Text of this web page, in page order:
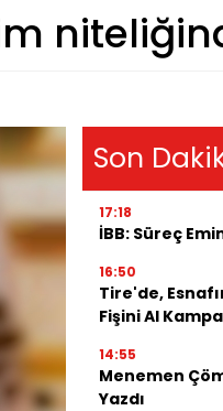
Son
17:18
İBB: Süreç
16:50
Tire'de,
Fişini Al
14:55
Menemen
Yazdı